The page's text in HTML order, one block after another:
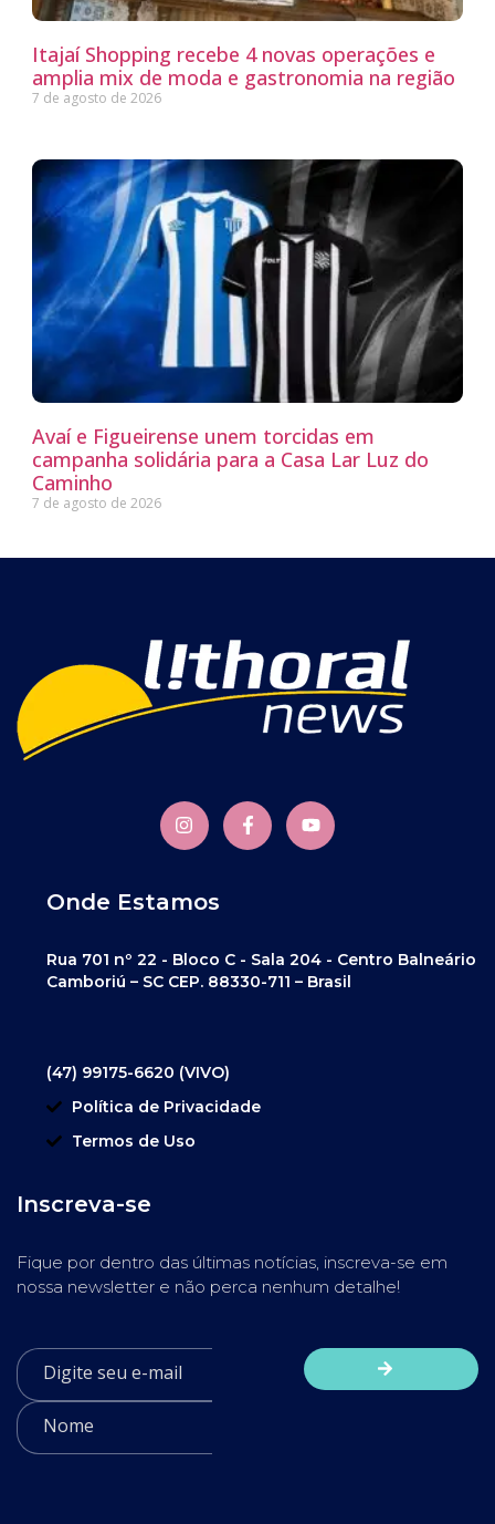
Itajaí Shopping recebe 4 novas operações e
amplia mix de moda e gastronomia na região
7 de agosto de 2026
Avaí e Figueirense unem torcidas em
campanha solidária para a Casa Lar Luz do
Caminho
7 de agosto de 2026
Onde Estamos
Rua 701 nº 22 - Bloco C - Sala 204 - Centro Balneário
Camboriú – SC CEP. 88330-711 – Brasil
(47) 99175-6620 (VIVO)
Política de Privacidade
Termos de Uso
Inscreva-se
Fique por dentro das últimas notícias, inscreva-se em
nossa newsletter e não perca nenhum detalhe!